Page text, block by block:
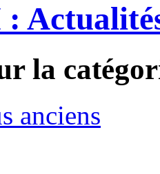
la
anciens